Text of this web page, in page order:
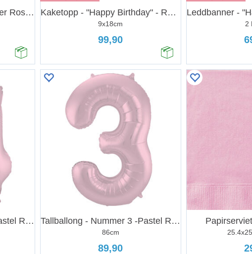
Kakelys - Nummer 1 - Glitter Rosegull Kaketopp - "Happy Birthday" - Rosegull
9x18cm
99,90
2
Tallballong - Nummer 4 -Pastel Rosa Matt Tallballong - Nummer 3 -Pastel Rosa Matt
86cm
89,90